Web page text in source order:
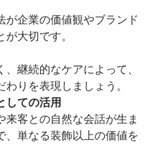
が企業の価値観やブランド
大切です。
継続的なケアによって、
りを表現しましょう。
しての活用
客との自然な会話が生ま
、単なる装飾以上の価値を